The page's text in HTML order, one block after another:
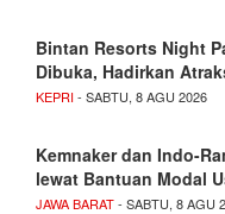
Bintan Resorts Night
Dibuka, Hadirkan
KEPRI- SABTU, 8 AGU 2026
Kemnaker dan Indo-
lewat Bantuan Modal
JAWA BARAT- SABTU, 8 AGU